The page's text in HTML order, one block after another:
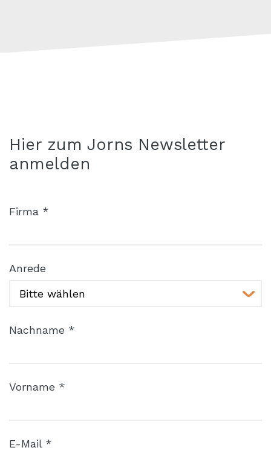
Hier zum Jorns Newsletter
anmelden
Firma *
Anrede
Nachname *
Vorname *
E-Mail *